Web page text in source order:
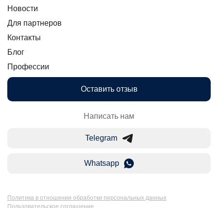
Новости
Для партнеров
Контакты
Блог
Профессии
Оставить отзыв
Написать нам
Telegram
Whatsapp
Политика в отношении обработки персональных данных
Пользовательское соглашение